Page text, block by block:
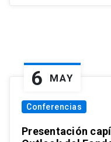
6 MAY
Conferencias
Presentación